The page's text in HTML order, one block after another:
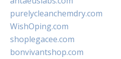
purelycleanchemdry.com
WishOping.com
shoplegacee.com
bonvivantshop.com